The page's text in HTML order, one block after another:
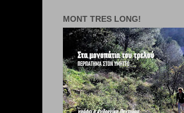
MONT TRES LONG!